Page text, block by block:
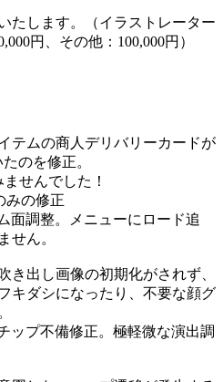
たします。（イラストレーター
円、その他：100,000円）
テムの商人デリバリーカードが
のを修正。
せんでした！
みの修正
面調整。メニューにロード追
せん。
出し画像の初期化がされず、
キダシになったり、不要な顔グ
ップ不備修正。極軽微な演出調